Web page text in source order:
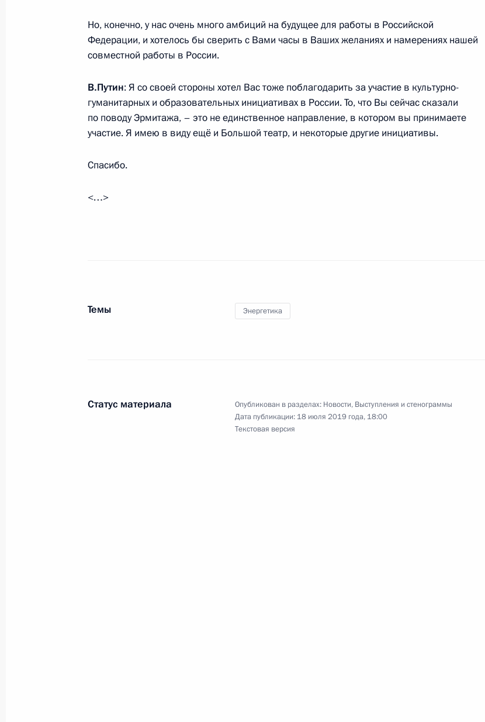
Встреча с главой компании «ЛУКОЙЛ» Вагитом Алекперовым
16 апреля 2019 года, 16:45
Заседание Совета сотрудничества высшего уровня между Россией
и Турцией
8 апреля 2019 года, 16:45
1 апреля 2019 года, 14:15
1 апреля 2019 года, 11:50
Внесены изменения в закон об использовании атомной энергии
Но, конечно, у нас очень много амбиций на будущее для работы в Российской
Федерации, и хотелось бы сверить с Вами часы в Ваших желаниях и намерениях нашей
совместной работы в России.
В.Путин: Я со своей стороны хотел Вас тоже поблагодарить за участие в культурно-
гуманитарных и образовательных инициативах в России. То, что Вы сейчас сказали
по поводу Эрмитажа, – это не единственное направление, в котором вы принимаете
участие. Я имею в виду ещё и Большой театр, и некоторые другие инициативы.
Спасибо.
<…>
Темы Энергетика
Статус материала Опубликован в разделах: Новости, Выступления и стенограммы
Дата публикации: 18 июля 2019 года, 18:00
Текстовая версия